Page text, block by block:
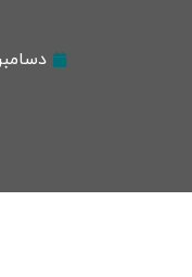
دسامبر 28, 2021